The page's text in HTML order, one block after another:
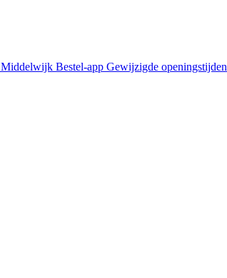
Middelwijk Bestel-app Gewijzigde openingstijden